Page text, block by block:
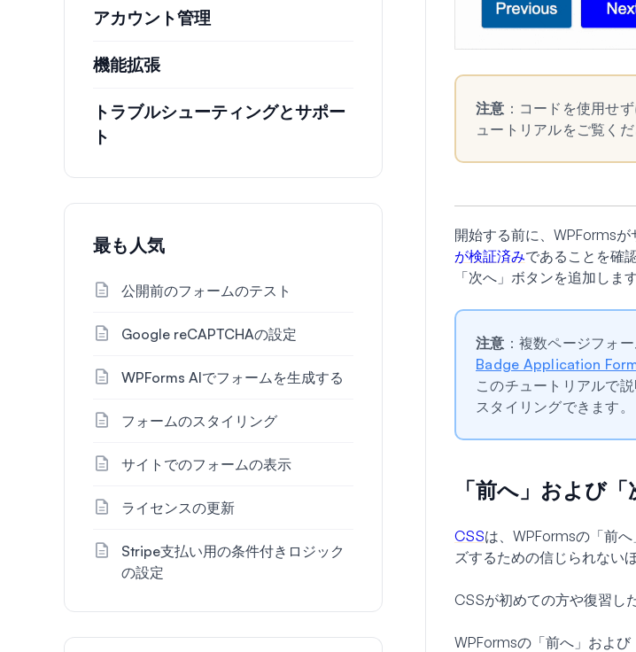
注意 ：コードを使用せ
ュートリアルをご覧くだ
開始する前に、WPFormsが
が検証済みであることを確
「次へ」ボタンを追加します
注意 ：複数ページフォ
Badge Application
このチュートリアルで
スタイリングできます。
「前へ」および
CSSは、WPFormsの「前
ズするための信じられない
CSSが初めての方や復習し
WPFormsの「前へ」およ
アカウント管理
機能拡張
トラブルシューティングとサポー
ト
最も人気
公開前のフォームのテスト
Google reCAPTCHAの設定
WPForms AIでフォームを生成する
フォームのスタイリング
サイトでのフォームの表示
ライセンスの更新
Stripe支払い用の条件付きロジック
の設定